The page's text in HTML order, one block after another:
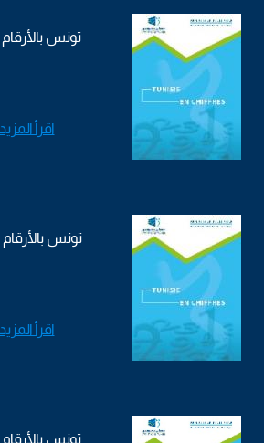
تونس بالأرقام 2021
اقرأ المزيد
تونس بالأرقام 2020
اقرأ المزيد
تونس بالأرقام 2019